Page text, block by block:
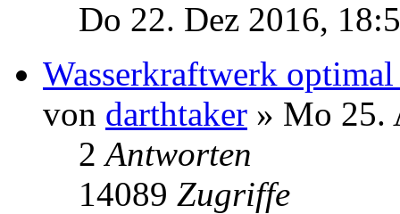
Do 22. Dez 2016,
Wasserkraftwerk
von darthtaker » Mo 25.
2Antworten
14089 Zugriffe